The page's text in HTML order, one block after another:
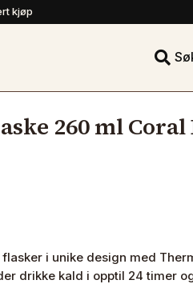
kjøp

260 ml Coral
i unike design med
drikke kald i opptil 24 timer